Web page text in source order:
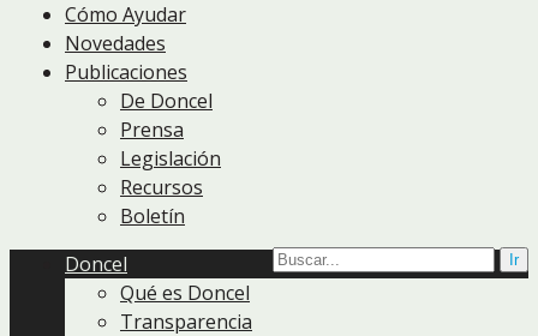
Cómo Ayudar
Novedades
Publicaciones
De Doncel
Prensa
Legislación
Recursos
Boletín
Doncel
Qué es Doncel
Transparencia